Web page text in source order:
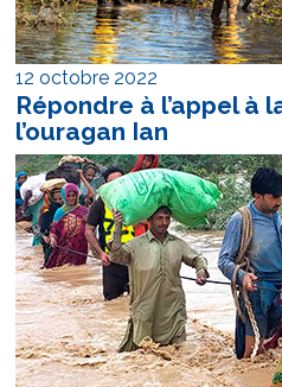
12 octobre 2022
Répondre à l’appel à
l’ouragan Ian